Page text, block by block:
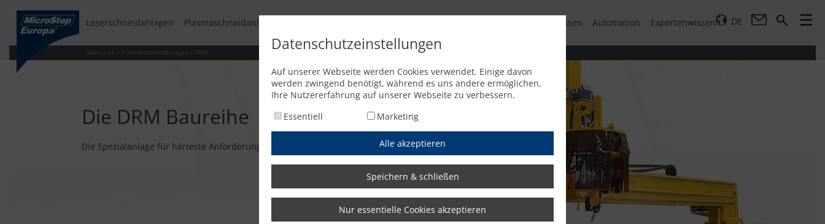
Laserschneidanlagen Plasmaschneidanlagen Abkantpressen Automation Expertenwissen DE
Startseite / Plasmaschneidanlagen / DRM
Die DRM Baureihe
Die Spezialanlage für härteste Anforderungen
Datenschutzeinstellungen
Auf unserer Webseite werden Cookies verwendet. Einige davon
werden zwingend benötigt, während es uns andere ermöglichen,
Ihre Nutzererfahrung auf unserer Webseite zu verbessern.
Essentiell
Marketing
Alle akzeptieren
Speichern & schließen
Nur essentielle Cookies akzeptieren